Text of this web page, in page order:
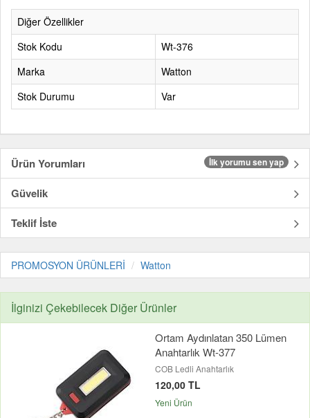
Diğer Özellikler
Stok Kodu
Wt-376
Marka
Watton
Stok Durumu
Var
Ürün Yorumları İlk yorumu sen yap
Güvelik
Teklif İste
PROMOSYON ÜRÜNLERİ Watton
İlginizi Çekebilecek Diğer Ürünler
Ortam Aydınlatan 350 Lümen
Anahtarlık Wt-377
COB Ledli Anahtarlık
120,00 TL
Yeni Ürün